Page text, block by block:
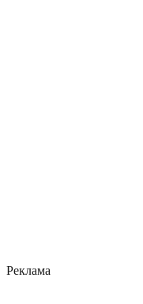
Реклама